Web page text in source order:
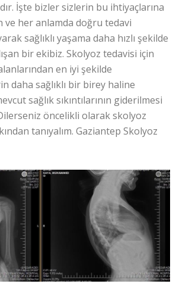
İşte bizler sizlerin bu ihtiyaçlarına
ve her anlamda doğru tedavi
sağlıklı yaşama daha hızlı şekilde
bir ekibiz. Skolyoz tedavisi için
en iyi şekilde
daha sağlıklı bir birey haline
sağlık sıkıntılarının giderilmesi
öncelikli olarak skolyoz
tanıyalım. Gaziantep Skolyoz